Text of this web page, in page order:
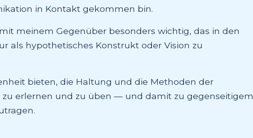
in Kontakt gekommen bin.
meinem Gegenüber besonders wichtig, das in den
als hypothetisches Konstrukt oder Vision zu
bieten, die Haltung und die Methoden der
erlernen und zu üben — und damit zu gegenseitigem